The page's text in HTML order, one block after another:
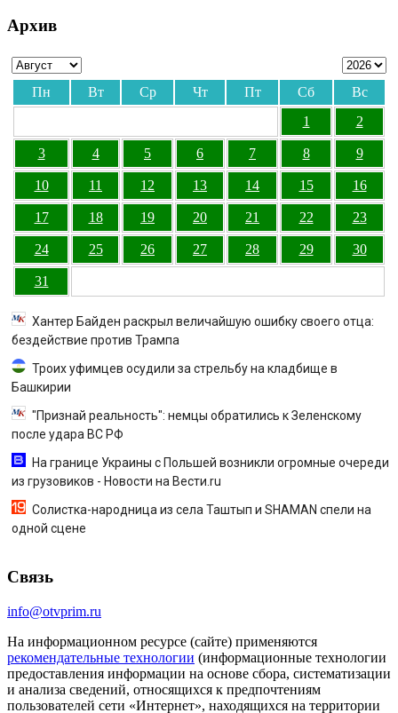
Архив
Пн Вт Ср Чт Пт Сб
Вс
1
2
3 4 5 6 7 8 9
10 11 12 13 14 15 16
17 18 19 20 21 22 23
24 25 26 27 28 29 30
31
Хантер Байден раскрыл величайшую ошибку своего отца:
бездействие против Трампа
Троих уфимцев осудили за стрельбу на кладбище в
Башкирии
"Признай реальность": немцы обратились к Зеленскому
после удара ВС РФ
На границе Украины с Польшей возникли огромные очереди
из грузовиков - Новости на Вести.ru
Солистка-народница из села Таштып и SHAMAN спели на
одной сцене
Связь
info@otvprim.ru
На информационном ресурсе (сайте) применяются
рекомендательные технологии (информационные технологии
предоставления информации на основе сбора, систематизации
и анализа сведений, относящихся к предпочтениям
пользователей сети «Интернет», находящихся на территории